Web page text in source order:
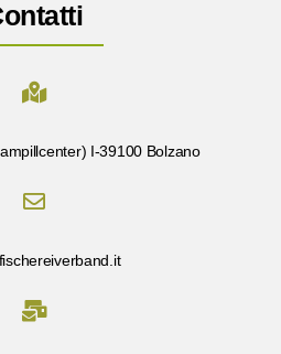
I-39100 Bolzano